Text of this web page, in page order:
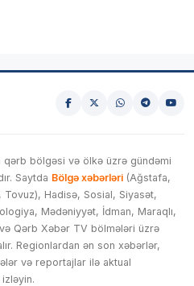
qərb bölgəsi və ölkə üzrə gündəmi
Saytda Bölgə xəbərləri (Ağstafa,
Tovuz), Hadisə, Sosial, Siyasət,
Mədəniyyət, İdman, Maraqlı,
Qərb Xəbər TV bölmələri üzrə
Regionlardan ən son xəbərlər,
və reportajlar ilə aktual